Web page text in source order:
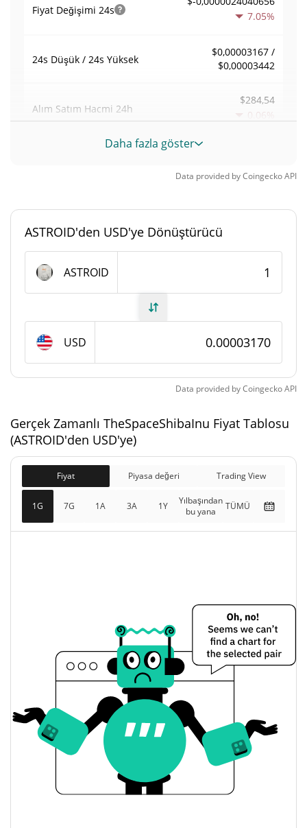
Fiyat Değişimi 24s
7.05%
24s Düşük / 24s Yüksek
$0,00003167 /
$0,00003442
Alım Satım Hacmi 24h
$284,54
0.06%
Hacim / Piyasa Değeri
TheSpaceShibaInu Arzı
Toplam Arz 998.826.549,703 ASTROID
TheSpaceShibaInu piyasa değeri
Piyasa Değeri
$31.648
Tamamen Seyreltilmiş
Piyasa değeri
$31.648
Dünkü TheSpaceShibaInu Fiyatı
$0,000032649813 /
$0,000032669323
Dünkü Değişim 2.94%
Bitcoin Fiyat Geçmişi
7g Düşük/7g Yüksek
$0,000025976526 /
Daha fazla göster
Data provided byCoingeckoAPI
ASTROID'den USD'ye Dönüştürücü
ASTROID
USD
Data provided byCoingeckoAPI
Gerçek Zamanlı TheSpaceShibaInu Fiyat Tablosu
(ASTROID'den USD'ye)
Fiyat Piyasa değeri Trading View
1G 7G 1A 3A 1Y
Yılbaşından
bu yana
TÜMÜ